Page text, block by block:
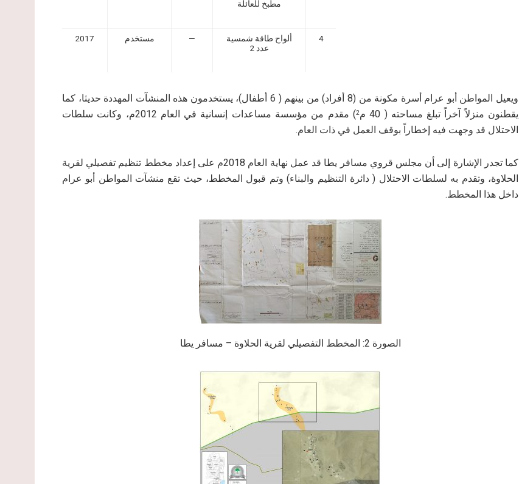
مطبخ للعائلة
4
ألواح طاقة شمسية
عدد 2
— مستخدم 2017
ويعيل المواطن أبو عرام أسرة مكونة من (8 أفراد) من بينهم ( 6 أطفال)، يستخدمون هذه المنشآت المهددة حديثا، كما
يقطنون منزلاً آخراً تبلغ مساحته ( 40 م
2
) مقدم من مؤسسة مساعدات إنسانية في العام 2012م، وكانت سلطات
الاحتلال قد وجهت فيه إخطاراً بوقف العمل في ذات العام.
كما تجدر الإشارة إلى أن مجلس قروي مسافر يطا قد عمل نهاية العام 2018م على إعداد مخطط تنظيم تفصيلي لقرية
الحلاوة، وتقدم به لسلطات الاحتلال ( دائرة التنظيم والبناء) وتم قبول المخطط، حيث تقع منشآت المواطن أبو عرام
داخل هذا المخطط.
الصورة 2: المخطط التفصيلي لقرية الحلاوة – مسافر يطا